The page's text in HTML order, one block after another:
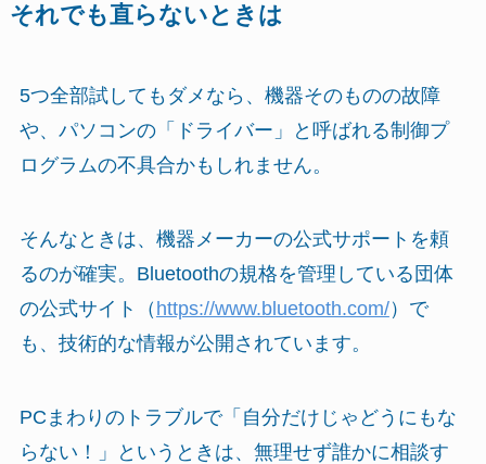
それでも直らないときは
5つ全部試してもダメなら、機器そのものの故障
や、パソコンの「ドライバー」と呼ばれる制御プ
ログラムの不具合かもしれません。
そんなときは、機器メーカーの公式サポートを頼
るのが確実。Bluetoothの規格を管理している団体
の公式サイト（ https://www.bluetooth.com/）で
も、技術的な情報が公開されています。
PCまわりのトラブルで「自分だけじゃどうにもな
らない！」というときは、無理せず誰かに相談す